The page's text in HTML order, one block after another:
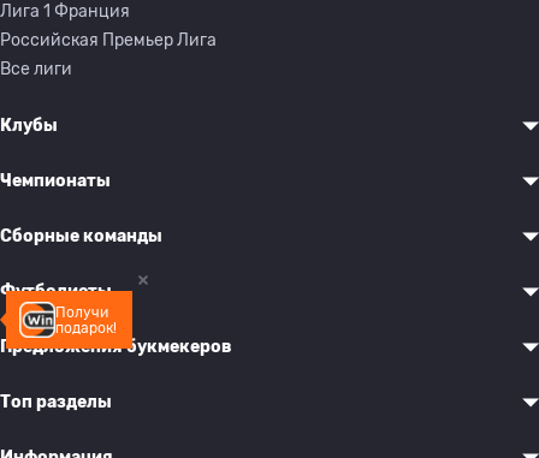
Получи
подарок!
Лига 1 Франция
Российская Премьер Лига
Все лиги
Клубы
Чемпионаты
Сборные команды
Футболисты
Предложения букмекеров
Топ разделы